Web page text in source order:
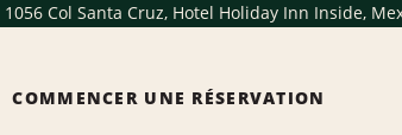
Col Santa Cruz, Hotel Holiday Inn Inside,
COMMENCER UNE RÉSERVATION